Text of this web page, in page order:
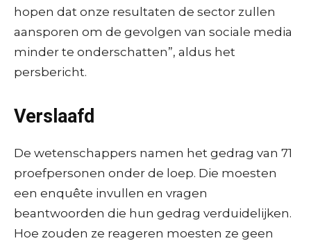
hopen dat onze resultaten de sector zullen
aansporen om de gevolgen van sociale media
minder te onderschatten”, aldus het
persbericht.
Verslaafd
De wetenschappers namen het gedrag van 71
proefpersonen onder de loep. Die moesten
een enquête invullen en vragen
beantwoorden die hun gedrag verduidelijken.
Hoe zouden ze reageren moesten ze geen